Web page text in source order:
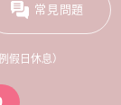
常見問題
假日休息）